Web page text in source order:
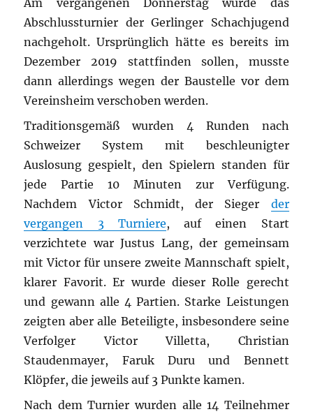
Am vergangenen Donnerstag wurde das
Abschlussturnier der Gerlinger Schachjugend
nachgeholt. Ursprünglich hätte es bereits im
Dezember 2019 stattfinden sollen, musste
dann allerdings wegen der Baustelle vor dem
Vereinsheim verschoben werden.
Traditionsgemäß wurden 4 Runden nach
Schweizer System mit beschleunigter
Auslosung gespielt, den Spielern standen für
jede Partie 10 Minuten zur Verfügung.
Nachdem Victor Schmidt, der Sieger der
vergangen 3 Turniere, auf einen Start
verzichtete war Justus Lang, der gemeinsam
mit Victor für unsere zweite Mannschaft spielt,
klarer Favorit. Er wurde dieser Rolle gerecht
und gewann alle 4 Partien. Starke Leistungen
zeigten aber alle Beteiligte, insbesondere seine
Verfolger Victor Villetta, Christian
Staudenmayer, Faruk Duru und Bennett
Klöpfer, die jeweils auf 3 Punkte kamen.
Nach dem Turnier wurden alle 14 Teilnehmer